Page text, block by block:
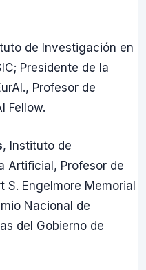
de Investigación en
Presidente de la
Profesor de
Fellow.
, Instituto de
Artificial, Profesor de
S. Engelmore Memorial
Nacional de
del Gobierno de